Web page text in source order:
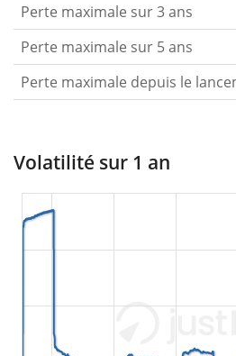
Perte maximale sur 3 ans
Perte maximale sur 5 ans
Perte maximale depuis le
Volatilité sur 1 an